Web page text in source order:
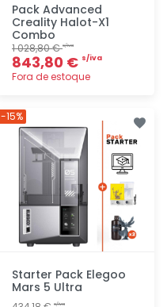
Pack Advanced
Creality Halot-X1
Combo
1 028,80 €s/iva
843,80 € s/iva
Fora de estoque
rapidamente
Starter Pack Elegoo
Mars 5 Ultra
s/iva
-15%